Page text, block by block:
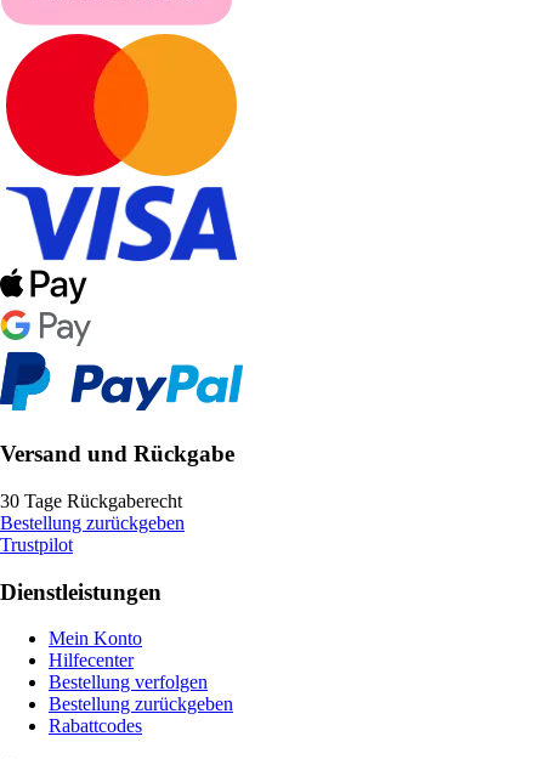
Versand und Rückgabe
30 Tage Rückgaberecht
Bestellung zurückgeben
Trustpilot
Dienstleistungen
Mein Konto
Hilfecenter
Bestellung verfolgen
Bestellung zurückgeben
Rabattcodes